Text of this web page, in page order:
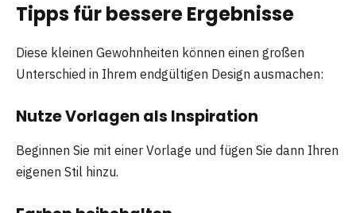
Tipps für bessere Ergebnisse
Diese kleinen Gewohnheiten können einen großen
Unterschied in Ihrem endgültigen Design ausmachen:
Nutze Vorlagen als Inspiration
Beginnen Sie mit einer Vorlage und fügen Sie dann Ihren
eigenen Stil hinzu.